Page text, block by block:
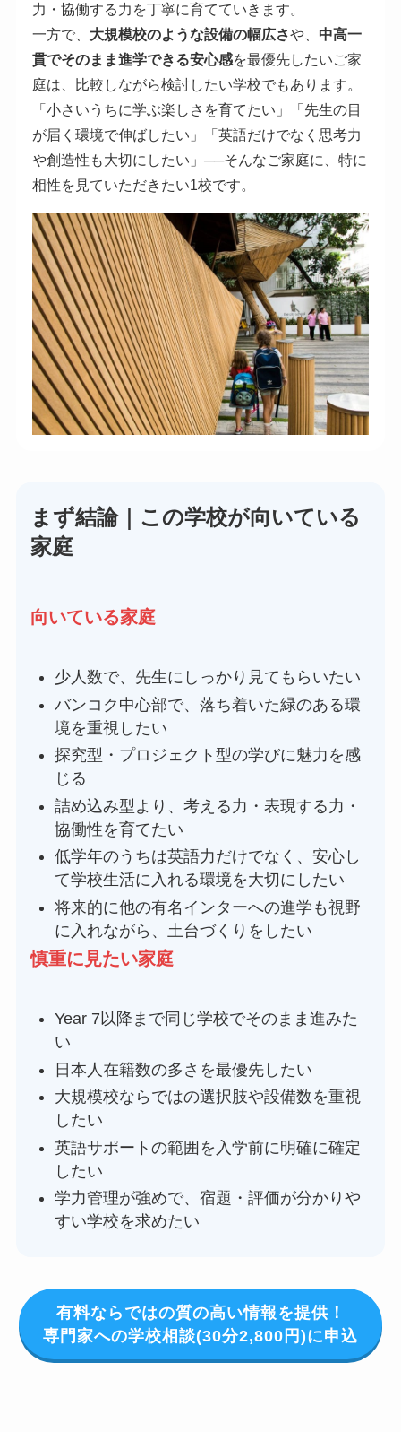
力・協働する力を丁寧に育てていきます。
一方で、 大規模校のような設備の幅広さや、 中高一
貫でそのまま進学できる安心感を最優先したいご家
庭は、比較しながら検討したい学校でもあります。
「小さいうちに学ぶ楽しさを育てたい」「先生の目
が届く環境で伸ばしたい」「英語だけでなく思考力
や創造性も大切にしたい」──そんなご家庭に、特に
相性を見ていただきたい1校です。
まず結論｜この学校が向いている
家庭
向いている家庭
少人数で、先生にしっかり見てもらいたい
バンコク中心部で、落ち着いた緑のある環
境を重視したい
探究型・プロジェクト型の学びに魅力を感
じる
詰め込み型より、考える力・表現する力・
協働性を育てたい
低学年のうちは英語力だけでなく、安心し
て学校生活に入れる環境を大切にしたい
将来的に他の有名インターへの進学も視野
に入れながら、土台づくりをしたい
慎重に見たい家庭
Year 7以降まで同じ学校でそのまま進みた
い
日本人在籍数の多さを最優先したい
大規模校ならではの選択肢や設備数を重視
したい
英語サポートの範囲を入学前に明確に確定
したい
学力管理が強めで、宿題・評価が分かりや
すい学校を求めたい
有料ならではの質の高い情報を提供！
専門家への学校相談(30分2,800円)に申込